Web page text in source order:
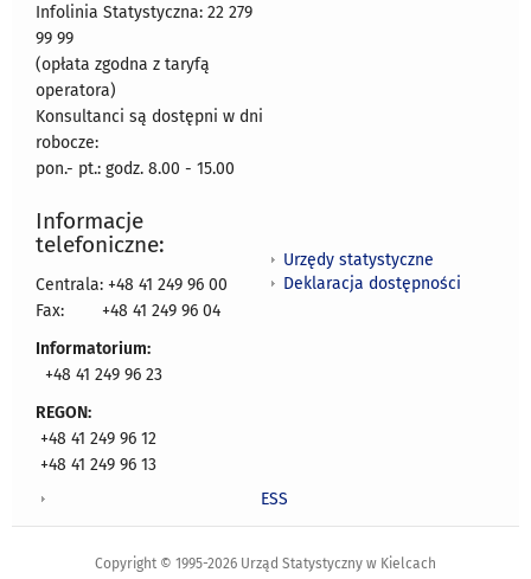
Infolinia Statystyczna: 22 279
99 99
(opłata zgodna z taryfą
operatora)
Konsultanci są dostępni w dni
robocze:
pon.- pt.: godz. 8.00 - 15.00
Informacje
telefoniczne:
Centrala: +48 41 249 96 00
Fax:
+48 41 249 96 04
Informatorium:
+48 41 249 96 23
REGON:
+48 41 249 96 12
+48 41 249 96 13
Urzędy statystyczne
Deklaracja dostępności
ESS
Copyright © 1995-2026 Urząd Statystyczny w Kielcach